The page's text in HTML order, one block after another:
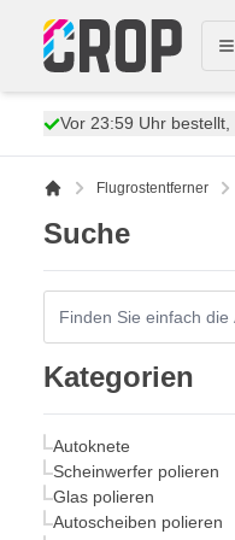
Vor 23:59 Uhr bestellt,
Flugrostentferner
Suche
Kategorien
Autoknete
Scheinwerfer polieren
Glas polieren
Autoscheiben polieren